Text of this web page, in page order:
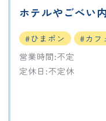
ホテルやごべい
#ひまポン #カフ
営業時間:不定
定休日:不定休